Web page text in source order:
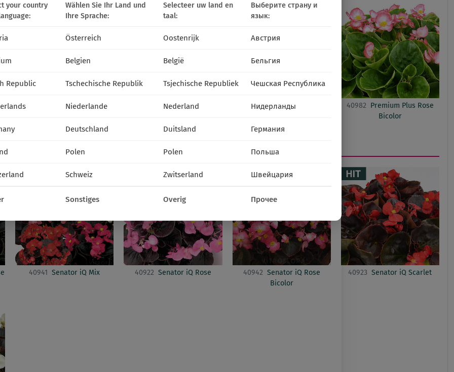
40949 Premium Plus Pink Premium Plus Red 40950 Premium Plus Rose 40982 Premium Plus Rose
Bicolor
SENATOR
40941 Senator iQ Mix 40922 Senator iQ Rose 40942 Senator iQ Rose
Bicolor
40923 Senator iQ Scarlet
your country
Wählen Sie Ihr Land und
Ihre Sprache:
Selecteer uw land en
taal:
Выберите страну и
язык:
Österreich Oostenrijk Австрия
Belgien België Бельгия
Republic Tschechische Republik Tsjechische Republiek Чешская Республика
Niederlande Nederland Нидерланды
Deutschland Duitsland Германия
Polen Polen Польша
Schweiz Zwitserland Швейцария
Sonstiges Overig Прочее